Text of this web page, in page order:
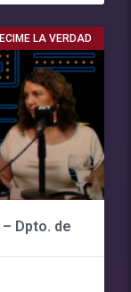
LA VERDAD
Dpto. de